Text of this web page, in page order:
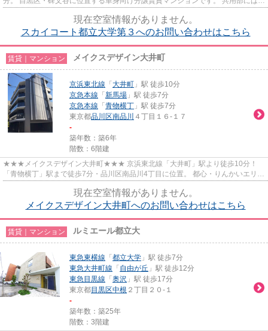
現在空室情報がありません。
スカイコート都立大学第３へのお問い合わせはこちら
賃貸｜マンション メイクスデザイン大井町
京浜東北線 「 大井町 」駅 徒歩10分
京急本線 「 新馬場 」駅 徒歩7分
京急本線 「 青物横丁 」駅 徒歩7分
東京都品川区南品川 ４丁目１６-１７
-
築年数：築6年
階数：6階建
★★★メイクスデザイン大井町★★★ 京浜東北線「大井町」駅より徒歩10分！
「青物横丁」駅まで徒歩7分・品川区南品川4丁目に位置。 都心・りんかいエリ
現在空室情報がありません。
メイクスデザイン大井町へのお問い合わせはこちら
賃貸｜マンション ルミエール都立大
東急東横線 「 都立大学 」駅 徒歩7分
東急大井町線 「 自由が丘 」駅 徒歩12分
東急目黒線 「 奥沢 」駅 徒歩17分
東京都目黒区中根 ２丁目２０-１
-
築年数：築25年
階数：3階建